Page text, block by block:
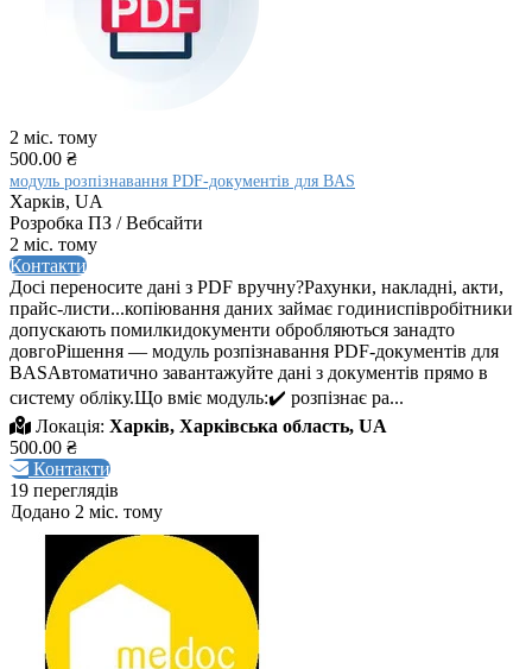
2 міс. тому
500.00 ₴
модуль розпізнавання PDF-документів для BAS
Харків, UA
Розробка ПЗ / Вебсайти
2 міс. тому
Контакти
Досі переносите дані з PDF вручну?Рахунки, накладні, акти,
прайс-листи...копіювання даних займає годиниспівробітники
допускають помилкидокументи обробляються занадто
довгоРішення — модуль розпізнавання PDF-документів для
BASАвтоматично завантажуйте дані з документів прямо в
систему обліку.Що вміє модуль:✔️ розпізнає ра...
Локація: Харків, Харківська область, UA
500.00 ₴
Контакти
19 переглядів
Додано 2 міс. тому